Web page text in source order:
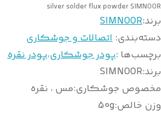
silver solder flux powder SIMNOOR
برند:SIMNOOR
دسته‌بندی: اتصالات و جوشکاری
برچسب‌ها :پودر جوشکاری،پودر نقره
برند:
SIMNOOR
مخصوص جوشکاری:مس ، نقره
وزن خالص:
50g